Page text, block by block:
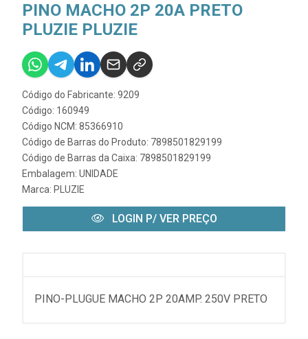
PINO MACHO 2P 20A PRETO
PLUZIE PLUZIE
Código do Fabricante: 9209
Código: 160949
Código NCM: 85366910
Código de Barras do Produto: 7898501829199
Código de Barras da Caixa: 7898501829199
Embalagem: UNIDADE
Marca: PLUZIE
LOGIN P/ VER PREÇO
PINO-PLUGUE MACHO 2P 20AMP. 250V PRETO